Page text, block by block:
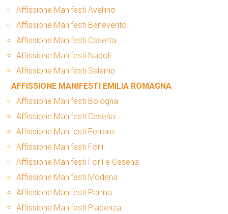
Affissione Manifesti Avellino
Affissione Manifesti Benevento
Affissione Manifesti Caserta
Affissione Manifesti Napoli
Affissione Manifesti Salerno
AFFISSIONE MANIFESTI EMILIA ROMAGNA
Affissione Manifesti Bologna
Affissione Manifesti Cesena
Affissione Manifesti Ferrara
Affissione Manifesti Forlì
Affissione Manifesti Forlì e Cesena
Affissione Manifesti Modena
Affissione Manifesti Parma
Affissione Manifesti Piacenza